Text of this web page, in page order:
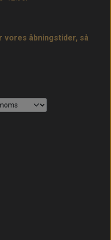
vores åbningstider, så